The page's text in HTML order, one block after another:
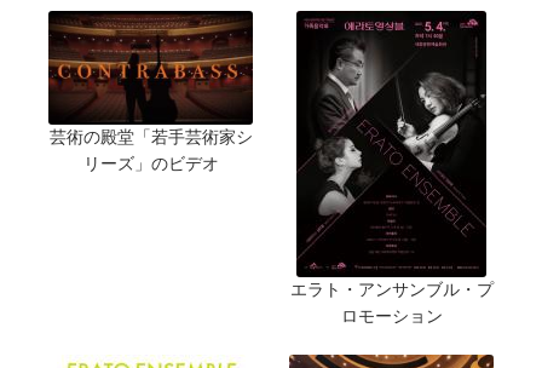
芸術の殿堂「若手芸術家シ
リーズ」のビデオ
エラト・アンサンブル・プ
ロモーション